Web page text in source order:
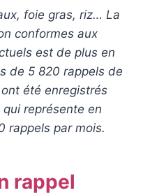
foie gras, riz… La
conformes aux
est de plus en
de 5 820 rappels de
été enregistrés
représente en
rappels par mois.
rappel